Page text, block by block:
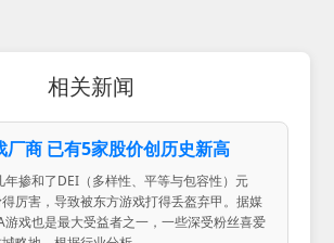
相关新闻
厂商 已有5家股价创历史新高
年掺和了DEI（多样性、平等与包容性）元
厉害，导致被东方游戏打得丢盔弃甲。据媒
游戏也是最大受益者之一，一些深受粉丝喜爱